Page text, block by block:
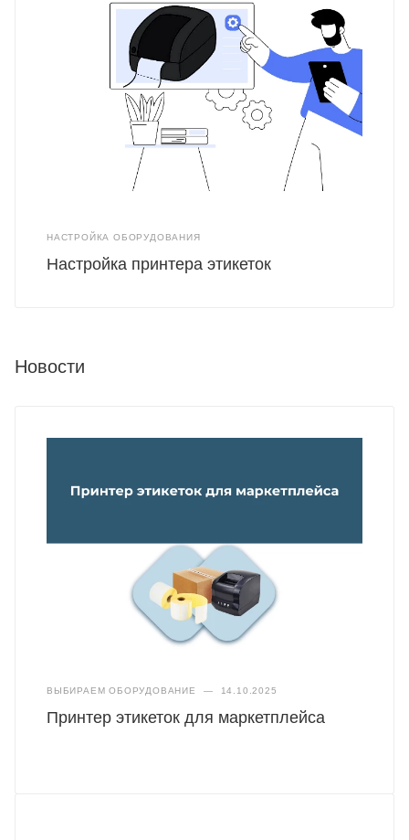
НАСТРОЙКА ОБОРУДОВАНИЯ
Настройка принтера этикеток
Новости
ВЫБИРАЕМ ОБОРУДОВАНИЕ — 14.10.2025
Принтер этикеток для маркетплейса